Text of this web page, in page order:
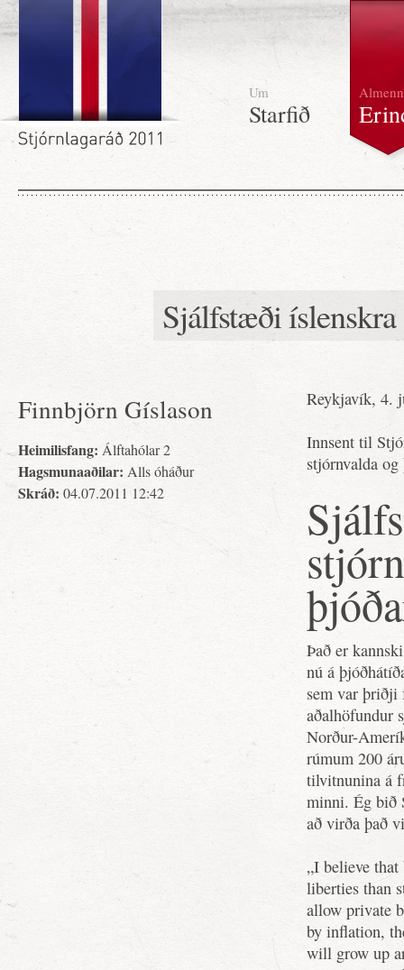
Um
Starfið
Almenn
Sjálfstæði
Finnbjörn Gíslason
Heimilisfang: Álftahólar 2
Hagsmunaaðilar: Alls óháður
Skráð: 04.07.2011 12:42
Reykjavík, 4.
Innsent til
stjórnvalda
Það er
nú á
sem var þriðji
aðalhöfundur
Norður-
rúmum 200
tilvitnunina á
minni. Ég bið
að virða það
„I believe
liberties than
allow private
by inflation,
will grow up